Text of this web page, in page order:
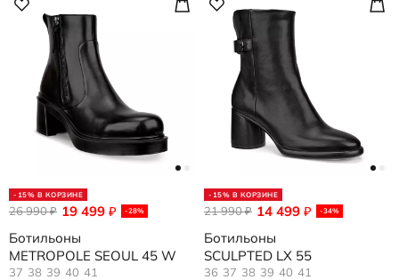
-15% В КОРЗИНЕ
19 499 ₽ -28%
26 990₽
Ботильоны
METROPOLE SEOUL 45 W
37 38 39 40 41
-15% В КОРЗИНЕ
14 499 ₽ -34%
21 990₽
Ботильоны
SCULPTED LX 55
36 37 38 39 40 41